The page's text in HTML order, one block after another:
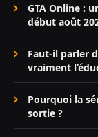
GTA Online :
début août
Faut-il parler
vraiment
Pourquoi la
sortie ?